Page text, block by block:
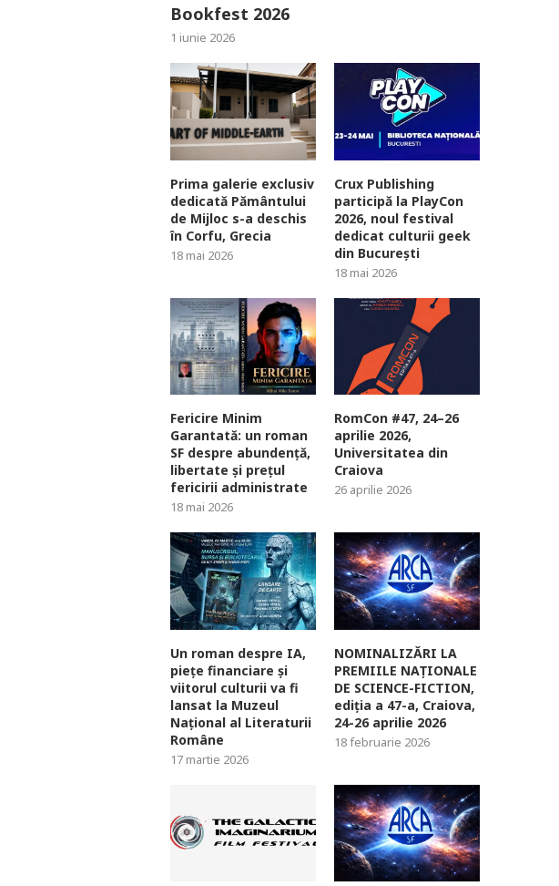
Bookfest 2026
1 iunie 2026
Prima galerie exclusiv
dedicată Pământului
de Mijloc s-a deschis
în Corfu, Grecia
18 mai 2026
Crux Publishing
participă la PlayCon
2026, noul festival
dedicat culturii geek
din București
18 mai 2026
Fericire Minim
Garantată: un roman
SF despre abundență,
libertate și prețul
fericirii administrate
18 mai 2026
RomCon #47, 24–26
aprilie 2026,
Universitatea din
Craiova
26 aprilie 2026
Un roman despre IA,
piețe financiare și
viitorul culturii va fi
lansat la Muzeul
Național al Literaturii
Române
17 martie 2026
NOMINALIZĂRI LA
PREMIILE NAȚIONALE
DE SCIENCE-FICTION,
ediția a 47-a, Craiova,
24-26 aprilie 2026
18 februarie 2026